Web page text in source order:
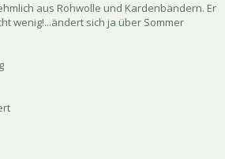
aus Rohwolle und Kardenbändern. Er
wenig!...ändert sich ja über Sommer